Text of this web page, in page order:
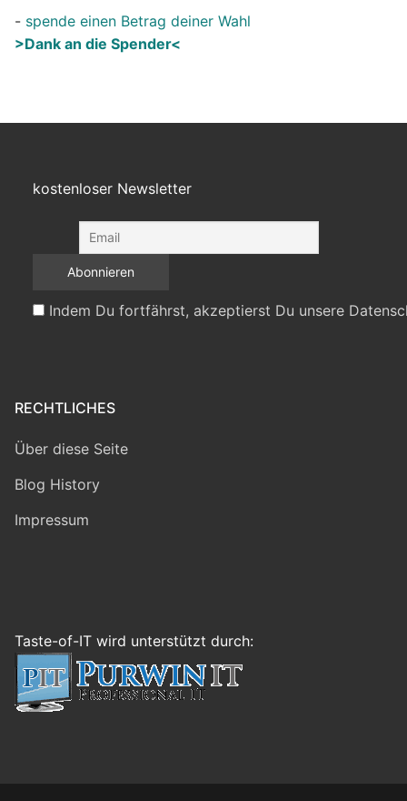
- spende einen Betrag deiner Wahl
>Dank an die Spender<
kostenloser Newsletter
Indem Du fortfährst, akzeptierst Du unsere
RECHTLICHES
Über diese Seite
Blog History
Impressum
Taste-of-IT wird unterstützt durch: